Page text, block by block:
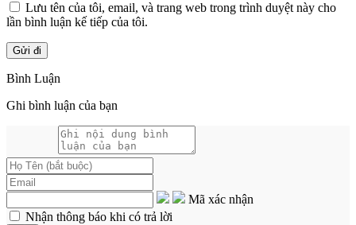
Lưu tên của tôi, email, và trang web trong trình duyệt này cho
lần bình luận kế tiếp của tôi.
Bình Luận
Ghi bình luận của bạn
Mã xác nhận
Nhận thông báo khi có trả lời